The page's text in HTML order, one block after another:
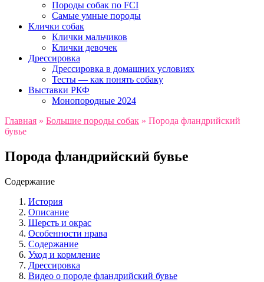
Породы собак по FCI
Самые умные породы
Клички собак
Клички мальчиков
Клички девочек
Дрессировка
Дрессировка в домашних условиях
Тесты — как понять собаку
Выставки РКФ
Монопородные 2024
Главная » Большие породы собак » Порода фландрийский
бувье
Порода фландрийский бувье
Содержание
История
Описание
Шерсть и окрас
Особенности нрава
Содержание
Уход и кормление
Дрессировка
Видео о породе фландрийский бувье